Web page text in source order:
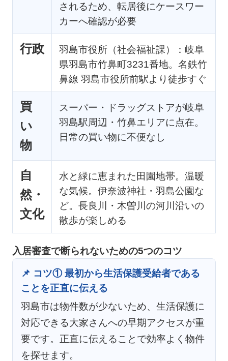
されるため、転居後にケースワー
カーへ確認が必要
行政
羽島市役所（社会福祉課）：岐阜
県羽島市竹鼻町3231番地。名鉄竹
鼻線 羽島市役所前駅より徒歩すぐ
買
い
物
スーパー・ドラッグストアが岐阜
羽島駅周辺・竹鼻エリアに点在。
日常の買い物に不便なし
自
然・
文化
水と緑に恵まれた田園地帯。温暖
な気候。伊奈波神社・羽島公園な
ど。長良川・木曽川の河川沿いの
散歩が楽しめる
入居審査で断られないための5つのコツ
📌 コツ① 最初から生活保護受給者である
ことを正直に伝える
羽島市は物件数が少ないため、生活保護に
対応できる大家さんへの早期アクセスが重
要です。正直に伝えることで効率よく物件
を探せます。